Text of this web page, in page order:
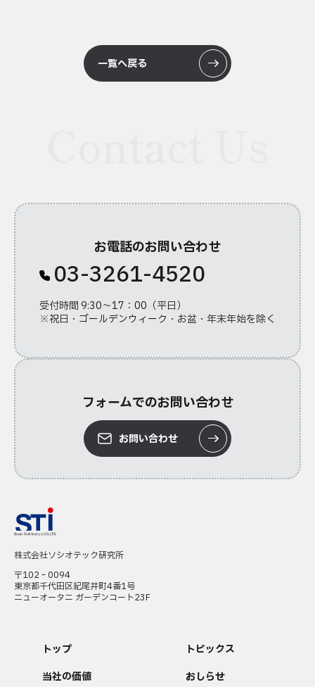
一覧へ戻る
お電話のお問い合わせ
03-3261-4520
受付時間 9:30～17：00（平日）
※祝日・ゴールデンウィーク・お盆・年末年始を除く
フォームでのお問い合わせ
お問い合わせ
株式会社ソシオテック研究所
〒102‐0094
東京都千代田区紀尾井町4番1号
ニューオータニ ガーデンコート23F
トップ
当社の価値
トピックス
おしらせ